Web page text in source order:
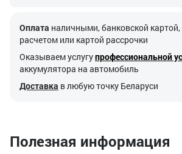
Оплата наличными, банковской
расчетом или картой рассрочки
Оказываем услугупрофессиональной
аккумулятора на автомобиль
Доставка в любую точку Беларуси
Полезная информация